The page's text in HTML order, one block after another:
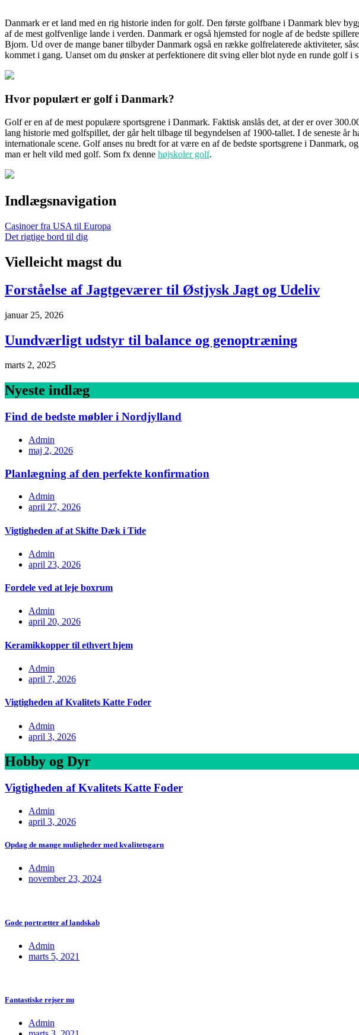
Danmark er et land med en rig historie inden for golf. Den første golfbane i Danmark blev
af de mest golfvenlige lande i verden. Danmark er også hjemsted for nogle af de bedste
Bjorn. Ud over de mange baner tilbyder Danmark også en række golfrelaterede aktiviteter,
kommet i gang. Uanset om du ønsker at perfektionere dit sving eller blot nyde en runde golf i
Hvor populært er golf i Danmark?
Golf er en af de mest populære sportsgrene i Danmark. Faktisk anslås det, at der er over
lang historie med golfspillet, der går helt tilbage til begyndelsen af 1900-tallet. I de seneste
internationale scene. Golf anses nu bredt for at være en af de bedste sportsgrene i Danmark,
man er helt vild med golf. Som fx denne højskoler golf.
Indlægsnavigation
Casinoer fra USA til Europa
Det rigtige bord til dig
Vielleicht magst du
Forståelse af Jagtgeværer til Østjysk Jagt og Udeliv
januar 25, 2026
Uundværligt udstyr til balance og genoptræning
marts 2, 2025
Nyeste indlæg
Find de bedste møbler i Nordjylland
Admin
maj 2, 2026
Planlægning af den perfekte konfirmation
Admin
april 27, 2026
Vigtigheden af at Skifte Dæk i Tide
Admin
april 23, 2026
Fordele ved at leje boxrum
Admin
april 20, 2026
Keramikkopper til ethvert hjem
Admin
april 7, 2026
Vigtigheden af Kvalitets Katte Foder
Admin
april 3, 2026
Hobby og Dyr
Vigtigheden af Kvalitets Katte Foder
Admin
april 3, 2026
Opdag de mange muligheder med kvalitetsgarn
Admin
november 23, 2024
Gode portrætter af landskab
Admin
marts 5, 2021
Fantastiske rejser nu
Admin